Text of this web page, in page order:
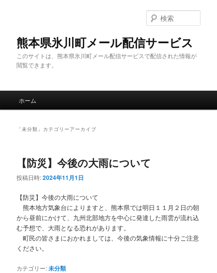
熊本県氷川町メール配信サービス
このサイトは、熊本県氷川町メール配信サービスで配信された情報が
閲覧できます。
索
ホーム
「未分類 」カテゴリーアーカイブ
【防災】今後の大雨について
投稿日時:2024年11月1日
【防災】今後の大雨について
熊本地方気象台によりますと、熊本県では明日１１月２日の朝
から昼前にかけて、九州北部地方を中心に発達した雨雲が流れ込
む予想で、大雨となる恐れがあります。
町民の皆さまにおかれましては、今後の気象情報に十分ご注意
ください。
カテゴリー:未分類